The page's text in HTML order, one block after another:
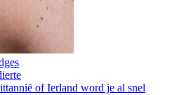
of Ierland word je al snel